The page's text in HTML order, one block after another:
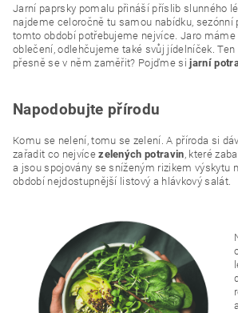
Jarní paprsky pomalu přináší příslib slunného
najdeme celoročně tu samou nabídku,
tomto období potřebujeme nejvíce. Jaro
oblečení, odlehčujeme také svůj jídelníček.
přesně se v něm zaměřit? Pojďme sijarní
Napodobujte přírodu
Komu se nelení, tomu se zelení. A příroda si
zařadit co nejvícezelených potravin, které
a jsou spojovány se sníženým rizikem výskytu
období nejdostupnější listový a hlávkový salát.